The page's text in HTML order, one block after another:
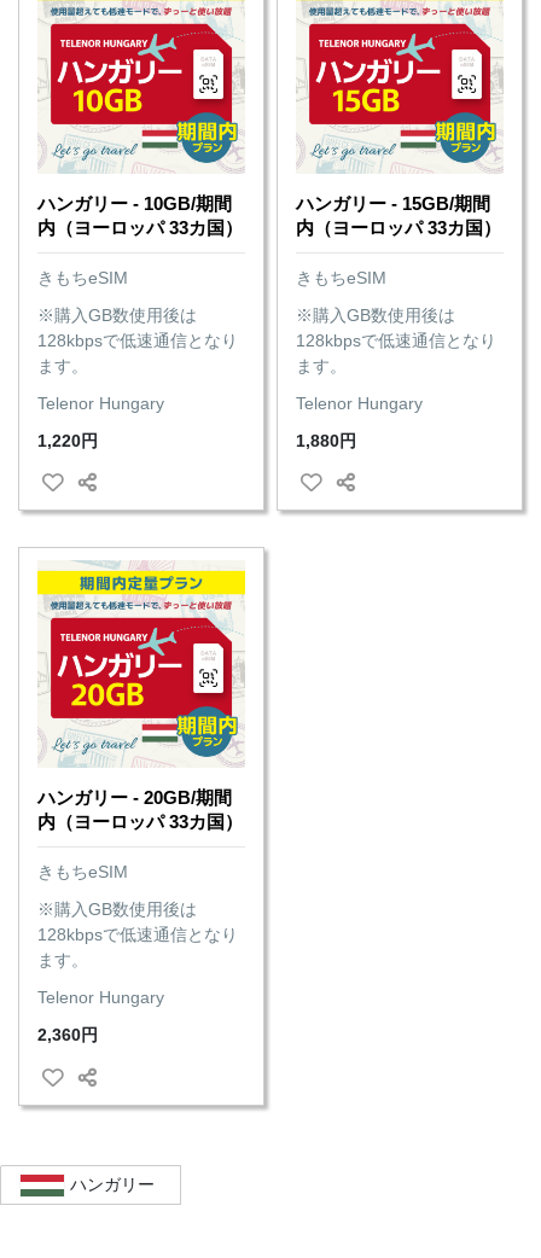
ハンガリー - 10GB/期間
内（ヨーロッパ 33カ国）
きもちeSIM
※購入GB数使用後は
128kbpsで低速通信となり
ます。
Telenor Hungary
1,220円
ハンガリー - 15GB/期間
内（ヨーロッパ 33カ国）
きもちeSIM
※購入GB数使用後は
128kbpsで低速通信となり
ます。
Telenor Hungary
1,880円
ハンガリー - 20GB/期間
内（ヨーロッパ 33カ国）
きもちeSIM
※購入GB数使用後は
128kbpsで低速通信となり
ます。
Telenor Hungary
2,360円
ハンガリー